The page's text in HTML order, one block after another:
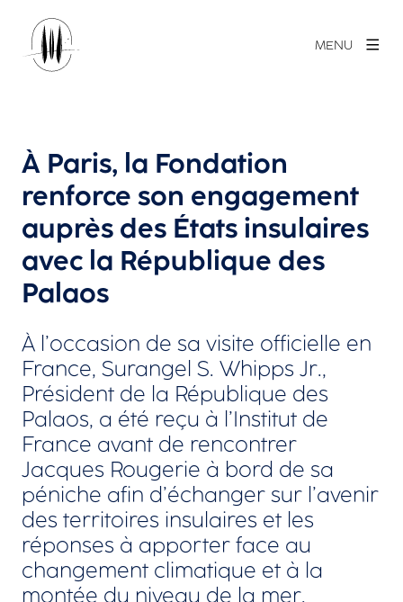
MENU
À Paris, la Fondation
renforce son engagement
auprès des États insulaires
avec la République des
Palaos
À l’occasion de sa visite officielle en
France, Surangel S. Whipps Jr.,
Président de la République des
Palaos, a été reçu à l’Institut de
France avant de rencontrer
Jacques Rougerie à bord de sa
péniche afin d’échanger sur l’avenir
des territoires insulaires et les
réponses à apporter face au
changement climatique et à la
montée du niveau de la mer.